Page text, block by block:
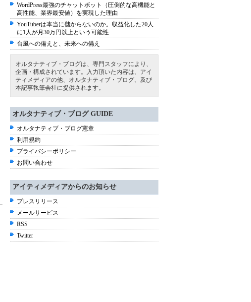
WordPress最強のチャットボット（圧倒的な高機能と
高性能、業界最安値）を実現した理由
YouTuberは本当に儲からないのか。収益化した20人
に1人が月30万円以上という可能性
台風への備えと、未来への備え
オルタナティブ・ブログは、専門スタッフにより、
企画・構成されています。入力頂いた内容は、アイ
ティメディアの他、オルタナティブ・ブログ、及び
本記事執筆会社に提供されます。
オルタナティブ・ブログ GUIDE
オルタナティブ・ブログ憲章
利用規約
プライバシーポリシー
お問い合わせ
アイティメディアからのお知らせ
プレスリリース
メールサービス
RSS
Twitter